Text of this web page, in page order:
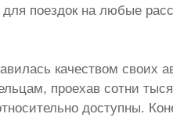
поездок на любые
качеством своих
проехав сотни
доступны.